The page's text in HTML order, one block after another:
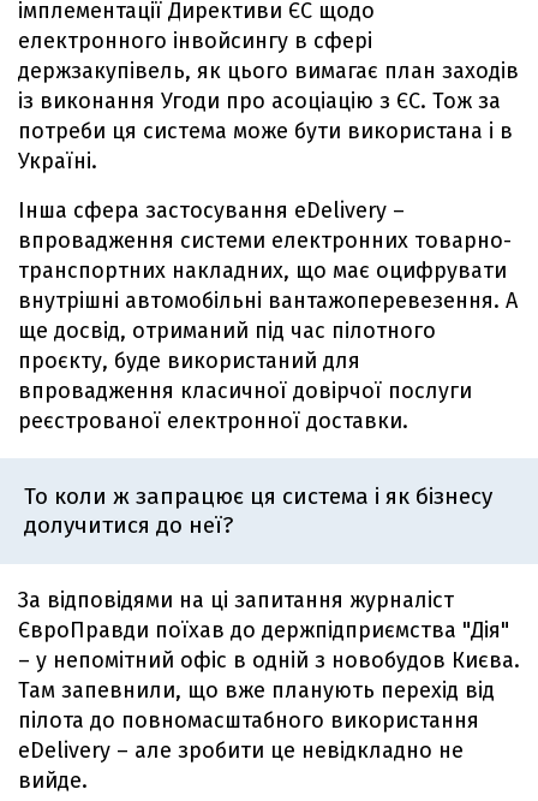
імплементації Директиви ЄС щодо
електронного інвойсингу в сфері
держзакупівель, як цього вимагає план заходів
із виконання Угоди про асоціацію з ЄС. Тож за
потреби ця система може бути використана і в
Україні.
Інша сфера застосування eDelivery –
впровадження системи електронних товарно-
транспортних накладних, що має оцифрувати
внутрішні автомобільні вантажоперевезення. А
ще досвід, отриманий під час пілотного
проєкту, буде використаний для
впровадження класичної довірчої послуги
реєстрованої електронної доставки.
То коли ж запрацює ця система і як бізнесу
долучитися до неї?
За відповідями на ці запитання журналіст
ЄвроПравди поїхав до держпідприємства "Дія"
– у непомітний офіс в одній з новобудов Києва.
Там запевнили, що вже планують перехід від
пілота до повномасштабного використання
eDelivery – але зробити це невідкладно не
вийде.